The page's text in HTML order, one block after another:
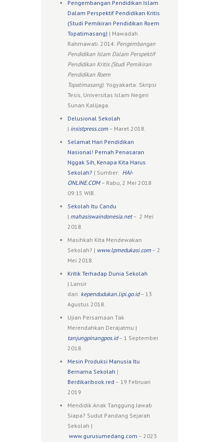
Pengembangan Pendidikan Islam
Dalam Perspektif Pendidikan Kritis
(Studi Pemikiran Pendidikan Roem
Topatimasang) | Mawadah
Rahmawati. 2014. Pengembangan
Pendidikan Islam Dalam Perspektif
Pendidikan Kritis (Studi Pemikiran
Pendidikan Roem
Topatimasang). Yogyakarta: Skripsi
Tesis, Universitas Islam Negeri
Sunan Kalijaga.
Delusional Sekolah
| insistpress.com – Maret 2018.
Selamat Hari Pendidikan
Nasional! Pernah Penasaran
Nggak Sih, Kenapa Kita Harus
Sekolah? | Sumber: HAI-
ONLINE.COM – Rabu, 2 Mei 2018
09:15 WIB.
Sekolah Itu Candu
| mahasiswaindonesia.net – 2 Mei
2018.
Masihkah Kita Mendewakan
Sekolah? | www.lpmedukasi.com – 2
Mei 2018.
Kritik Terhadap Dunia Sekolah
| Lansir
dari: kependudukan.lipi.go.id– 13
Agustus 2018.
Ujian Persamaan Tak
Merendahkan Derajatmu |
tanjungpinangpos.id– 1 September
2018.
Mesin Produksi Manusia Itu
Bernama Sekolah |
Berdikaribook.red – 19 Februari
2019
Mendidik Anak Tanggung Jawab
Siapa? Sudut Pandang Sejarah
Sekolah |
www.gurusumedang.com – 2023